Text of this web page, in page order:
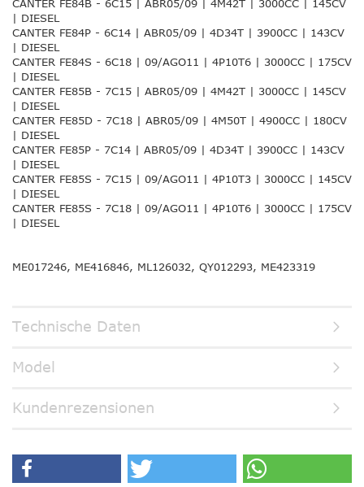
CANTER FE84B - 6C15 | ABR05/09 | 4M42T | 3000CC | 145CV
| DIESEL
CANTER FE84P - 6C14 | ABR05/09 | 4D34T | 3900CC | 143CV
| DIESEL
CANTER FE84S - 6C18 | 09/AGO11 | 4P10T6 | 3000CC | 175CV
| DIESEL
CANTER FE85B - 7C15 | ABR05/09 | 4M42T | 3000CC | 145CV
| DIESEL
CANTER FE85D - 7C18 | ABR05/09 | 4M50T | 4900CC | 180CV
| DIESEL
CANTER FE85P - 7C14 | ABR05/09 | 4D34T | 3900CC | 143CV
| DIESEL
CANTER FE85S - 7C15 | 09/AGO11 | 4P10T3 | 3000CC | 145CV
| DIESEL
CANTER FE85S - 7C18 | 09/AGO11 | 4P10T6 | 3000CC | 175CV
| DIESEL
ME017246, ME416846, ML126032, QY012293, ME423319
Technische Daten
Model
Kundenrezensionen